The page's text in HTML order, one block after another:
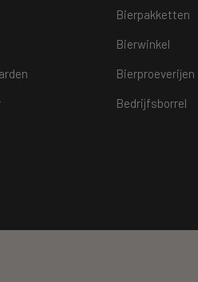
Bierpakketten
Bierwinkel
Bierproeverijen
Bedrijfsborrel